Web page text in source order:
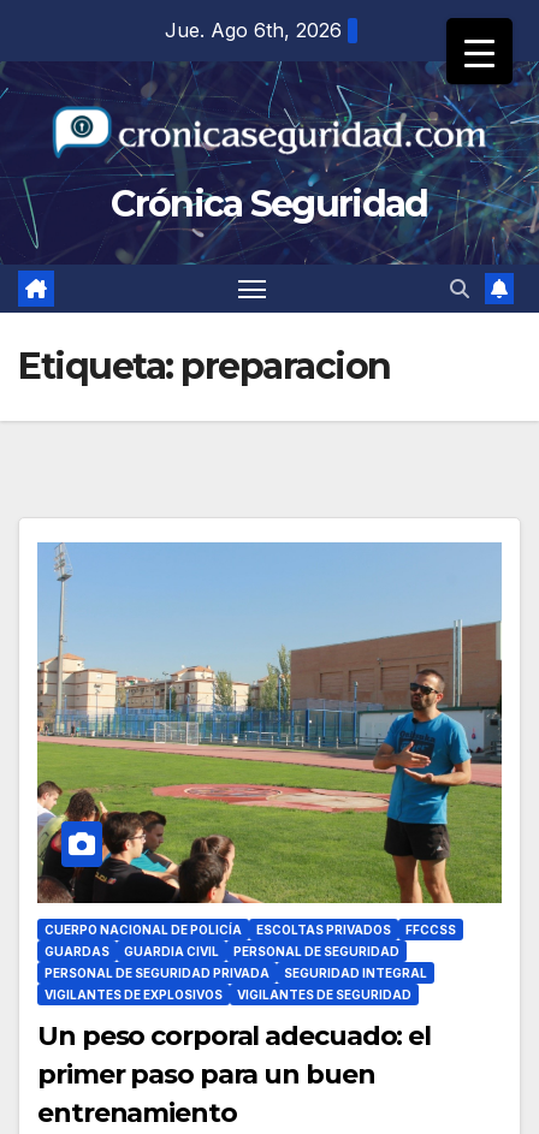
contenido
Jue. Ago 6th, 2026
Crónica Seguridad
Etiqueta: preparacion
CUERPO NACIONAL DE POLICÍA ESCOLTAS PRIVADOS
FFCCSS
GUARDAS
GUARDIA CIVIL
PERSONAL DE SEGURIDAD
PERSONAL DE SEGURIDAD PRIVADA
SEGURIDAD INTEGRAL
VIGILANTES DE EXPLOSIVOS
VIGILANTES DE SEGURIDAD
Un peso corporal adecuado: el
primer paso para un buen
entrenamiento